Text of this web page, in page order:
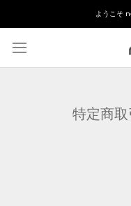
し
ようこそ
特定商